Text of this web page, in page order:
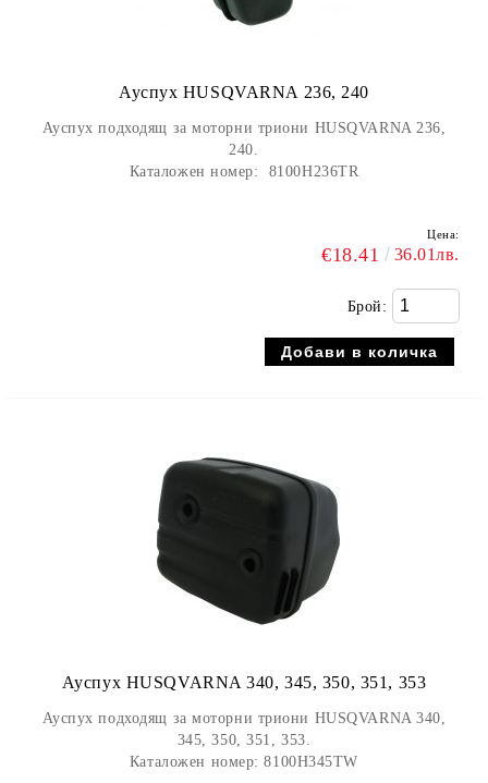
Ауспух HUSQVARNA 236, 240
Ауспух подходящ за моторни триони HUSQVARNA 236,
240.
Каталожен номер:
8100H236TR
Цена:
€18.41 36.01лв.
Брой:
Ауспух HUSQVARNA 340, 345, 350, 351, 353
Ауспух подходящ за моторни триони HUSQVARNA 340,
345, 350, 351, 353.
Каталожен номер: 8100H345TW